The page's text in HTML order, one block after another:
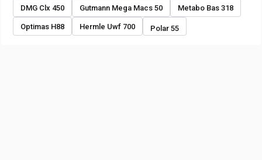
DMG Clx 450 Gutmann Mega Macs 50 Metabo Bas 318
Optimas H88 Hermle Uwf 700 Polar 55